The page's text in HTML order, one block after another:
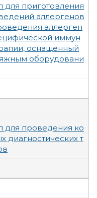
для приготовления
аллергенов
аллерген
иммун
оснащенный
оборудовани
для проведения ко
диагностических т